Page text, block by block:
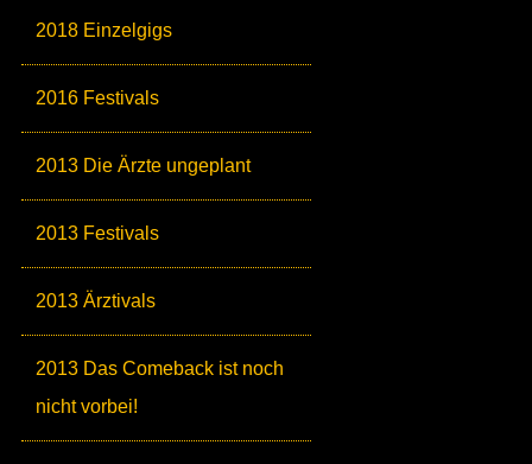
2018 Einzelgigs
2016 Festivals
2013 Die Ärzte ungeplant
2013 Festivals
2013 Ärztivals
2013 Das Comeback ist noch
nicht vorbei!